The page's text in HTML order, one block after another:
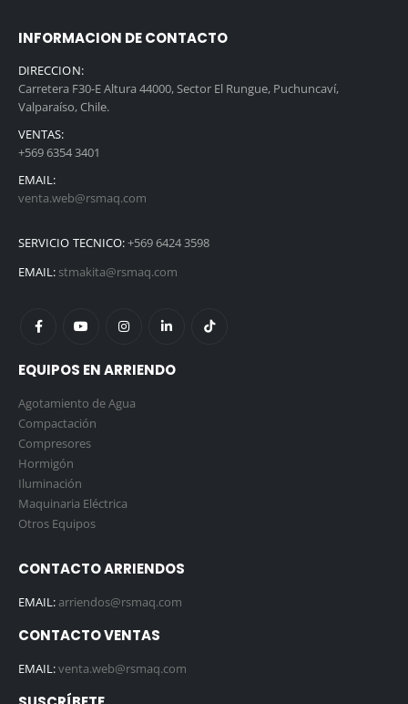
INFORMACION DE CONTACTO
DIRECCION:
Carretera F30-E Altura 44000, Sector El Rungue, Puchuncaví,
Valparaíso, Chile.
VENTAS:
+569 6354 3401
EMAIL:
venta.web@rsmaq.com
SERVICIO TECNICO:+569 6424 3598
EMAIL: stmakita@rsmaq.com
EQUIPOS EN ARRIENDO
Agotamiento de Agua
Compactación
Compresores
Hormigón
Iluminación
Maquinaria Eléctrica
Otros Equipos
CONTACTO ARRIENDOS
EMAIL:arriendos@rsmaq.com
CONTACTO VENTAS
EMAIL:venta.web@rsmaq.com